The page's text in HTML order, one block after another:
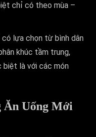
chỉ có theo mùa –
có lựa chọn từ bình dân
khúc tầm trung,
biệt là với các món
Ăn Uống Mới